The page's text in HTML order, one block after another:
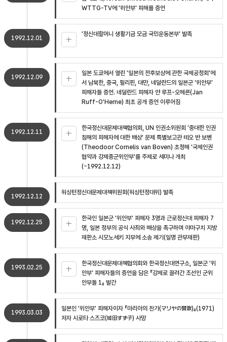
WTTG-TV에 '위안부' 피해를 증언
1992.12.01
'정신대할머니 생활기금 모금 국민운동본부' 발족
1992.12.09
일본 도쿄에서 열린 '일본의 전후보상에 관한 국제공청회'에
서 남북한, 중국, 필리핀, 대만, 네덜란드의 일본군 '위안부'
피해자들 증언. 네덜란드 피해자 얀 루프-오헤른(Jan
Ruff-O'Herne) 최초 공개 증언 이루어짐
1992.12.11
한국정신대문제대책협의회, UN 인권소위원회 '중대한 인권
침해의 피해자에 대한 배상' 문제 특별보고관 테오 반 보벤
(Theodoor Cornelis van Boven) 초청해 '국제인권
협약과 강제종군위안부'를 주제로 세미나 개최
(~1992.12.12)
1992.12.12
워싱턴정신대문제대책위원회(워싱턴정대위) 발족
1992.12.25
한국인 일본군 '위안부' 피해자 3명과 근로정신대 피해자 7
명, 일본 정부의 공식 사죄와 배상을 촉구하며 야마구치 지방
재판소 시모노세키 지부에 소송 제기(일명 관부재판)
1993.02.25
한국정신대문제대책협의회와 한국정신대연구소, 일본군 '위
안부' 피해자들의 증언을 담은 『강제로 끌려간 조선인 군위
안부들 1』 발간
1993.03.03
일본인 '위안부' 피해자이자 『마리아의 찬가(マリヤの賛歌)』(1971)
저자 시로타 스즈코(城田すず子) 사망